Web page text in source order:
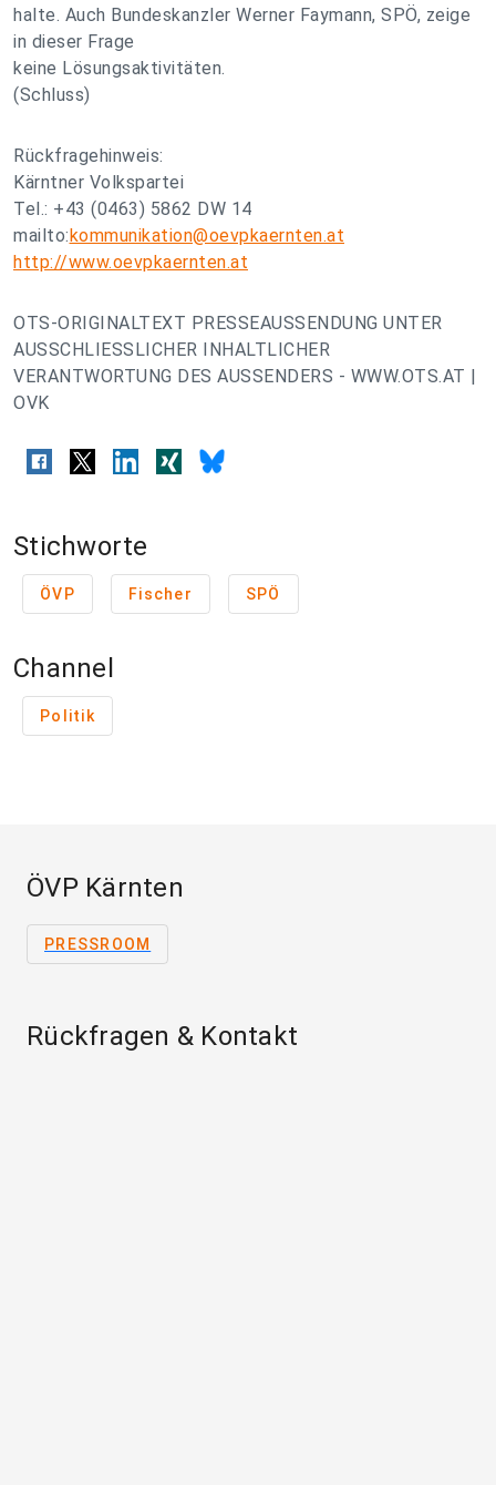
halte. Auch Bundeskanzler Werner Faymann, SPÖ, zeige
in dieser Frage
keine Lösungsaktivitäten.
(Schluss)
Rückfragehinweis:
Kärntner Volkspartei
Tel.: +43 (0463) 5862 DW 14
mailto:kommunikation@oevpkaernten.at
http://www.oevpkaernten.at
OTS-ORIGINALTEXT PRESSEAUSSENDUNG UNTER
AUSSCHLIESSLICHER INHALTLICHER
VERANTWORTUNG DES AUSSENDERS - WWW.OTS.AT |
OVK
Stichworte
ÖVP Fischer SPÖ
Channel
Politik
ÖVP Kärnten
PRESSROOM
Rückfragen & Kontakt